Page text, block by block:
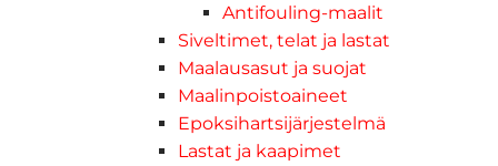
Antifouling-maalit
Siveltimet, telat ja lastat
Maalausasut ja suojat
Maalinpoistoaineet
Epoksihartsijärjestelmä
Lastat ja kaapimet